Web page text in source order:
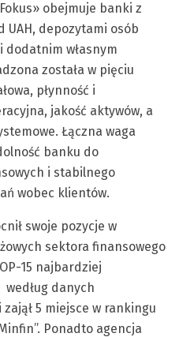
obejmuje banki z
UAH, depozytami osób
dodatnim własnym
została w pięciu
płynność i
jakość aktywów, a
Łączna waga
banku do
i stabilnego
wobec klientów.
swoje pozycje w
sektora finansowego
15 najbardziej
danych
5 miejsce w rankingu
Ponadto agencja